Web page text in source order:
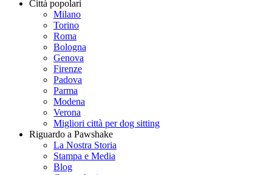
Città popolari
Milano
Torino
Roma
Bologna
Genova
Firenze
Padova
Parma
Modena
Verona
Migliori città per dog sitting
Riguardo a Pawshake
La Nostra Storia
Stampa e Media
Blog